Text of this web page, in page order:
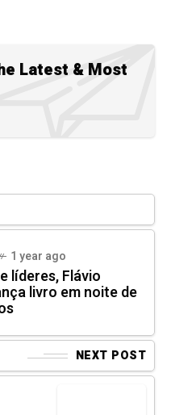
Latest & Most
1 year ago
líderes, Flávio
livro em noite de
NEXT POST